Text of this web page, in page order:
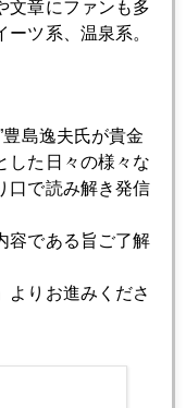
かいうけれど、パ
日ハムの大谷とか
、数年計画で育成
日本受けするガイ
ジンがいい。ザッ
これまでの日本の発
文章にファンも多
ツ系、温泉系。
島逸夫氏が貴金
した日々の様々な
口で読み解き発信
容である旨ご了解
よりお進みくださ